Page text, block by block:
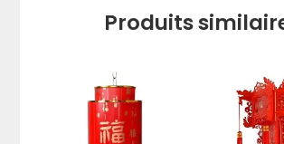
Produits